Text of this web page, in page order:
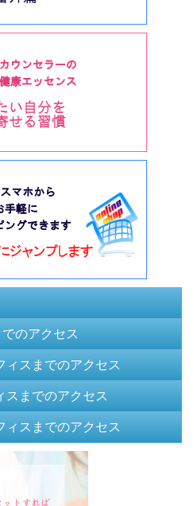
のアクセス
ィスまでのアクセス
スまでのアクセス
ィスまでのアクセス